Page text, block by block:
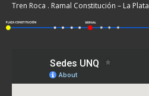
Tren Roca . Ramal Constitución – La Plata